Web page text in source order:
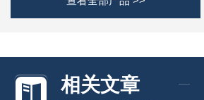
相关文章